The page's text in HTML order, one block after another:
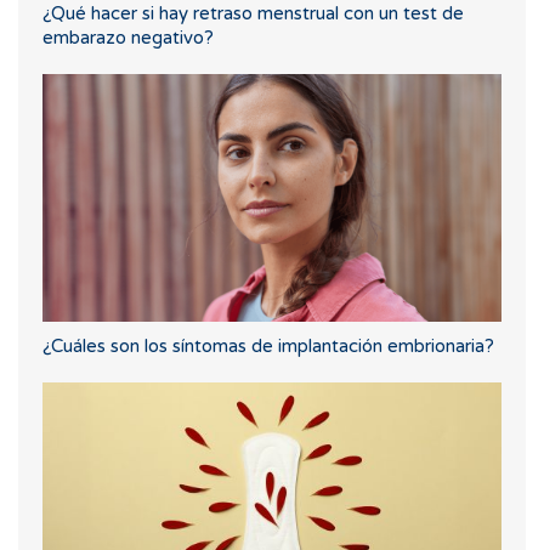
¿Qué hacer si hay retraso menstrual con un test de
embarazo negativo?
¿Cuáles son los síntomas de implantación embrionaria?